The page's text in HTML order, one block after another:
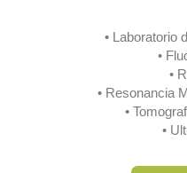
• Laboratorio
•
•
• Resonancia
•
•